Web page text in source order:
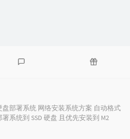
论
章
盘部署系统 网络安装系统方案 自动格式
系统到 SSD 硬盘 且优先安装到 M2